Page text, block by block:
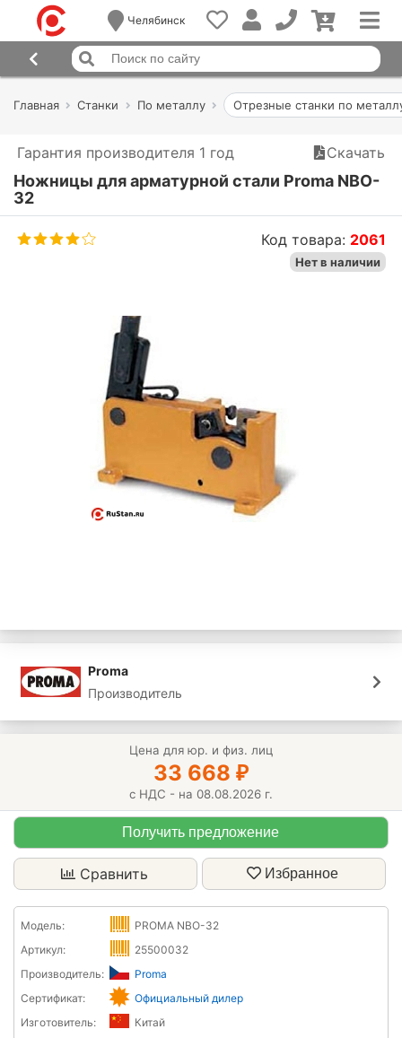
Челябинск
Главная Станки По металлу Отрезные станки по
Гарантия производителя 1 год Скачать
Ножницы для арматурной стали Proma NBO-
32
Код товара: 2061
Нет в наличии
Proma
Производитель
Цена для юр. и физ. лиц
33 668 ₽
с НДС - на 08.08.2026 г.
Получить предложение
Сравнить Избранное
Модель:
PROMA NBO-32
Артикул:
25500032
Производитель:
Proma
Сертификат:
Официальный дилер
Изготовитель:
Китай